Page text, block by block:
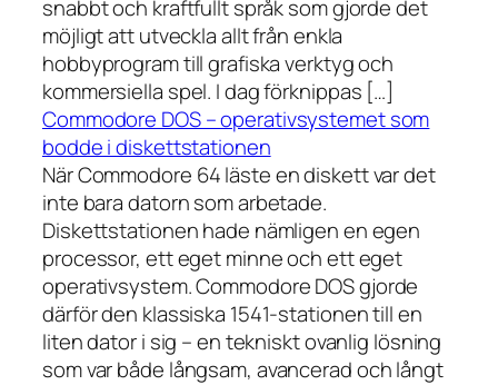
snabbt och kraftfullt språk som gjorde det
möjligt att utveckla allt från enkla
hobbyprogram till grafiska verktyg och
kommersiella spel. I dag förknippas […]
Commodore DOS – operativsystemet som
bodde i diskettstationen
När Commodore 64 läste en diskett var det
inte bara datorn som arbetade.
Diskettstationen hade nämligen en egen
processor, ett eget minne och ett eget
operativsystem. Commodore DOS gjorde
därför den klassiska 1541-stationen till en
liten dator i sig – en tekniskt ovanlig lösning
som var både långsam, avancerad och långt